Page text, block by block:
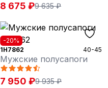
8 675 ₽9 635 ₽
-20%
1H7862
40-45
Мужские полусапоги
7 950 ₽9 935 ₽